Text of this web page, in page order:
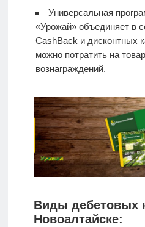
Универсальная
«Урожай» объединяет в
CashBack и дисконтных
можно потратить на
вознаграждений.
Виды дебетовых
Новоалтайске: